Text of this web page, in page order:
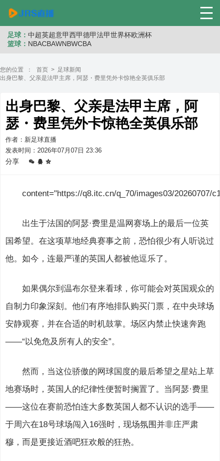
足球： 中超英超意甲西甲德甲法甲世界杯欧洲杯
篮球： NBACBAWNBWCBA
您的位置 ： 首页 > 足球新闻
出身巴黎、父亲是法甲主席，阿瑟・费里凭外卡惊艳全英俱乐部
出身巴黎、父亲是法甲主席，阿
瑟・费里凭外卡惊艳全英俱乐部
作者：新足球直播
发表时间：2026年07月07日 23:36
分享
content="https://q8.itc.cn/q_70/images03/20260707/
出生于法国的阿瑟·费里是温网赛场上的最后一位英
国希望。在这项草地经典赛事之前，恐怕很少有人听说过
他。如今，连最严谨的英国人都被他逗乐了。
如果偶尔到温布尔登来看球，你可能会对英国观众的
自制力印象深刻。他们有序地排队购买门票，在中央球场
安静观赛，并在合适的时机鼓掌。场区内禁止快速奔跑
——“以免危及所有人的安全”。
然而，当这位骄傲的网球国度的最后希望之星站上草
地赛场时，英国人的纪律性便暂时搁置了。当阿瑟·费里
——这位在赛前恐怕连大多数英国人都不认识的选手——
于周六在18号球场闯入16强时，现场氛围并非庄严肃
穆，而是更接近酒吧狂欢般的狂热。